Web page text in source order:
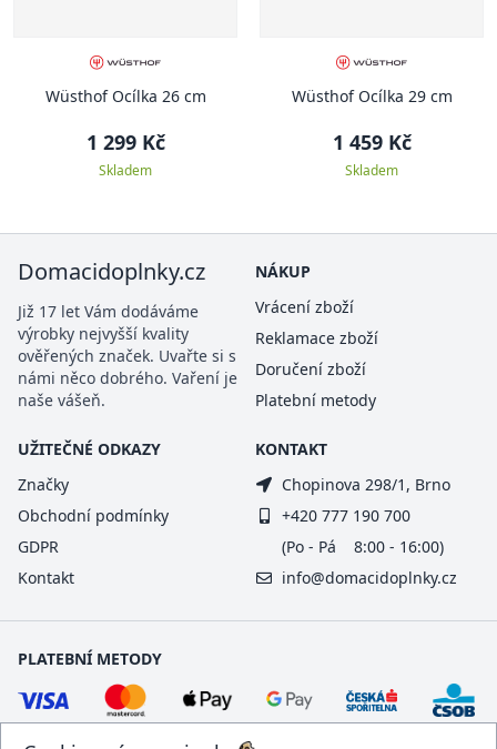
Wüsthof Ocílka 26 cm
1 299 Kč
Skladem
Wüsthof Ocílka 29 cm
1 459 Kč
Skladem
Domacidoplnky.cz
Již 17 let Vám dodáváme
výrobky nejvyšší kvality
ověřených značek. Uvařte si s
námi něco dobrého. Vaření je
naše vášeň.
NÁKUP
Vrácení zboží
Reklamace zboží
Doručení zboží
Platební metody
UŽITEČNÉ ODKAZY
Značky
Obchodní podmínky
GDPR
Kontakt
KONTAKT
Chopinova 298/1, Brno
+420 777 190 700
(Po - Pá 8:00 - 16:00)
info@domacidoplnky.cz
PLATEBNÍ METODY